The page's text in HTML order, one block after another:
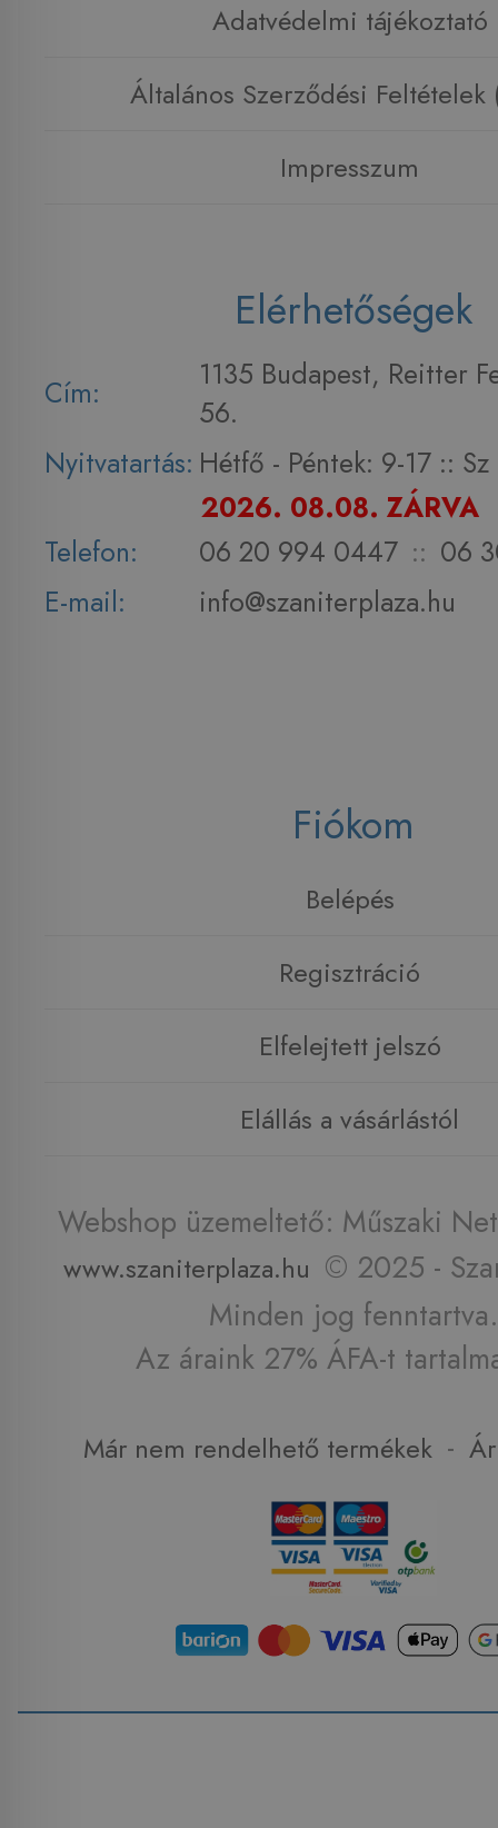
Adatvédelmi tájékoztató
Általános Szerződési Feltételek
Impresszum
Elérhetőségek
Cím:
1135 Budapest, Reitter
56.
Nyitvatartás: Hétfő - Péntek: 9-17 :: Sz
2026. 08.08. ZÁRVA
Telefon:
06 20 994 0447 :: 06
E-mail:
info@szaniterplaza.hu
Fiókom
Belépés
Regisztráció
Elfelejtett jelszó
Elállás a vásárlástól
Webshop üzemeltető: Műszaki
www.szaniterplaza.hu © 2025 -
Minden jog fenntartva.
Az áraink 27% ÁFA-t
Már nem rendelhető termékek -